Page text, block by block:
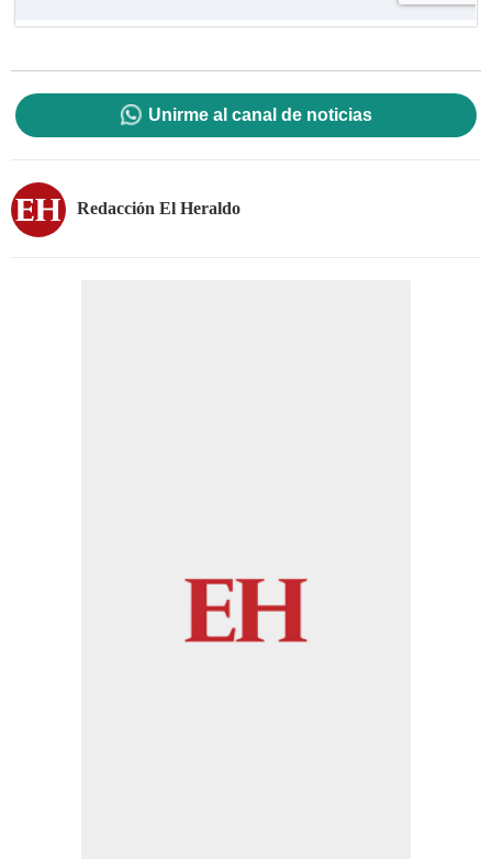
Unirme al canal de noticias
Redacción El Heraldo